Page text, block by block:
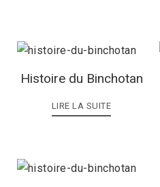
Histoire du Binchotan
LIRE LA SUITE